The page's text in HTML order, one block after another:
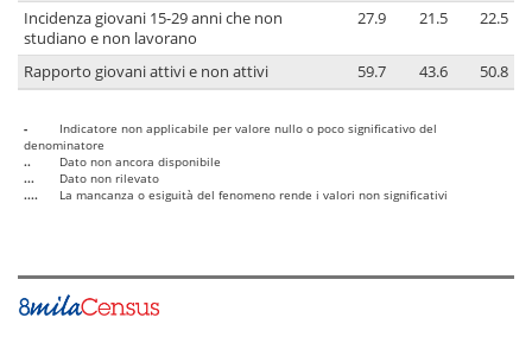
Incidenza giovani 15-29 anni che non
studiano e non lavorano
27.9 21.5 22.5
Rapporto giovani attivi e non attivi 59.7 43.6 50.8
-
Indicatore non applicabile per valore nullo o poco significativo del
denominatore
..
Dato non ancora disponibile
...
Dato non rilevato
....
La mancanza o esiguità del fenomeno rende i valori non significativi